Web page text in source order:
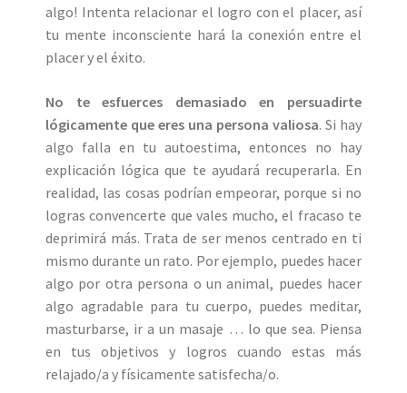
algo! Intenta relacionar el logro con el placer, así
tu mente inconsciente hará la conexión entre el
placer y el éxito.
No te esfuerces demasiado en persuadirte
lógicamente que eres una persona valiosa. Si hay
algo falla en tu autoestima, entonces no hay
explicación lógica que te ayudará recuperarla. En
realidad, las cosas podrían empeorar, porque si no
logras convencerte que vales mucho, el fracaso te
deprimirá más. Trata de ser menos centrado en ti
mismo durante un rato. Por ejemplo, puedes hacer
algo por otra persona o un animal, puedes hacer
algo agradable para tu cuerpo, puedes meditar,
masturbarse, ir a un masaje … lo que sea. Piensa
en tus objetivos y logros cuando estas más
relajado/a y físicamente satisfecha/o.